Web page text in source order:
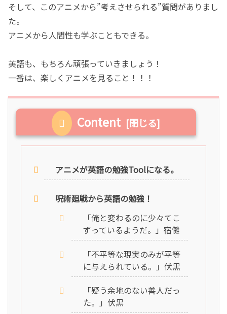
そして、このアニメから”考えさせられる”質問がありまし
た。
アニメから人間性も学ぶこともできる。
英語も、もちろん頑張っていきましょう！
一番は、楽しくアニメを見ること！！！
Content
アニメが英語の勉強Toolになる。
呪術廻戦から英語の勉強！
「俺と変わるのに少々てこ
ずっているようだ。」宿儺
「不平等な現実のみが平等
に与えられている。」伏黒
「疑う余地のない善人だっ
た。」伏黒